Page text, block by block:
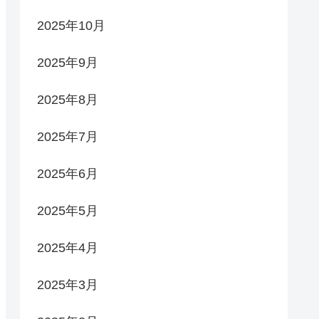
2025年10月
2025年9月
2025年8月
2025年7月
2025年6月
2025年5月
2025年4月
2025年3月